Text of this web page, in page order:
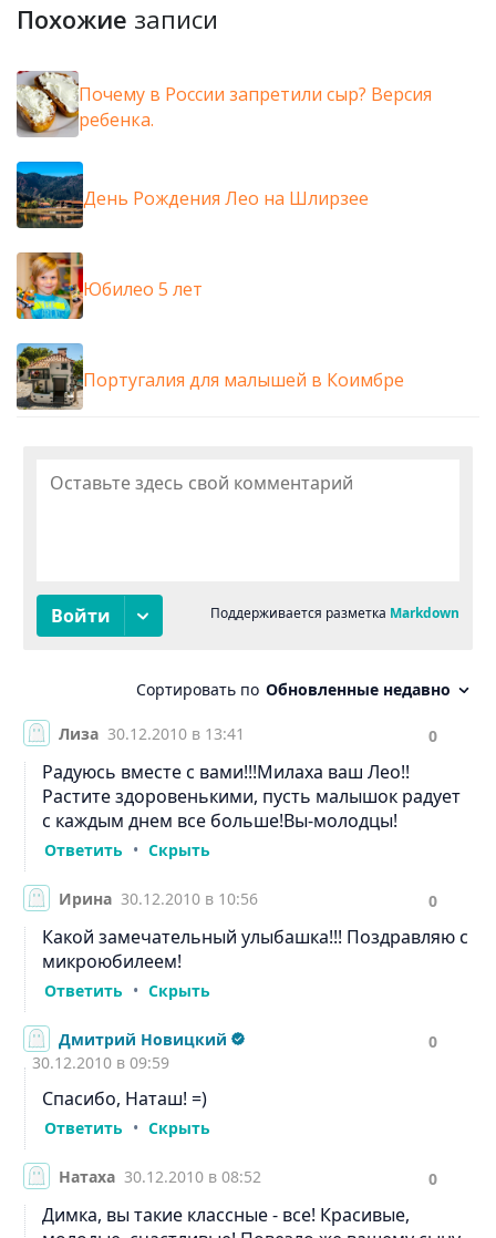
Похожие записи
Почему в России запретили сыр? Версия
ребенка.
День Рождения Лео на Шлирзее
Юбилео 5 лет
Португалия для малышей в Коимбре